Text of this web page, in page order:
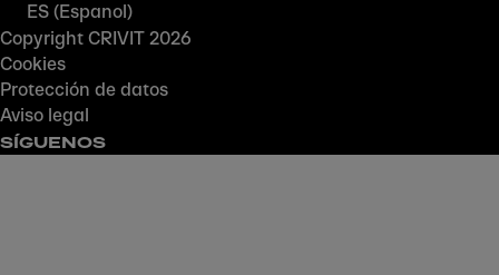
ES (Espanol)
Copyright CRIVIT 2026
Cookies
Protección de datos
Aviso legal
SÍGUENOS